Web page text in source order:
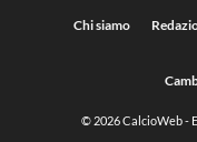
Chi siamo
© 2026CalcioWeb-